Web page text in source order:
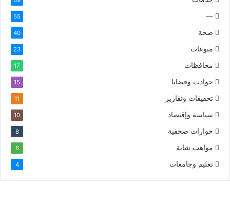
—
55
صحة 40
منوعات 23
محافظات 17
حوادث وقضايا 15
تحقيقات وتقارير 11
سياسة وإقتصاد 10
حوارات صحفية 8
مواهب شابة 6
تعليم وجامعات 4